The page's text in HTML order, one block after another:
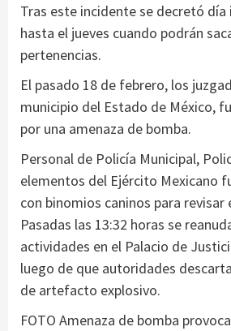
Tras este incidente se decretó día
hasta el jueves cuando podrán
pertenencias.
El pasado 18 de febrero, los
municipio del Estado de México,
por una amenaza de bomba.
Personal de Policía Municipal,
elementos del Ejército Mexicano
con binomios caninos para revisar
Pasadas las 13:32 horas se
actividades en el Palacio de
luego de que autoridades
de artefacto explosivo.
FOTO Amenaza de bomba